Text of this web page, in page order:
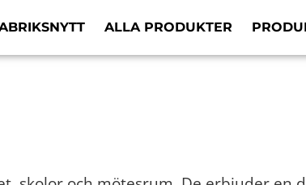
ALLA PRODUKTER